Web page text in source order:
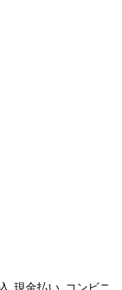
, 現金払い, コンビニ